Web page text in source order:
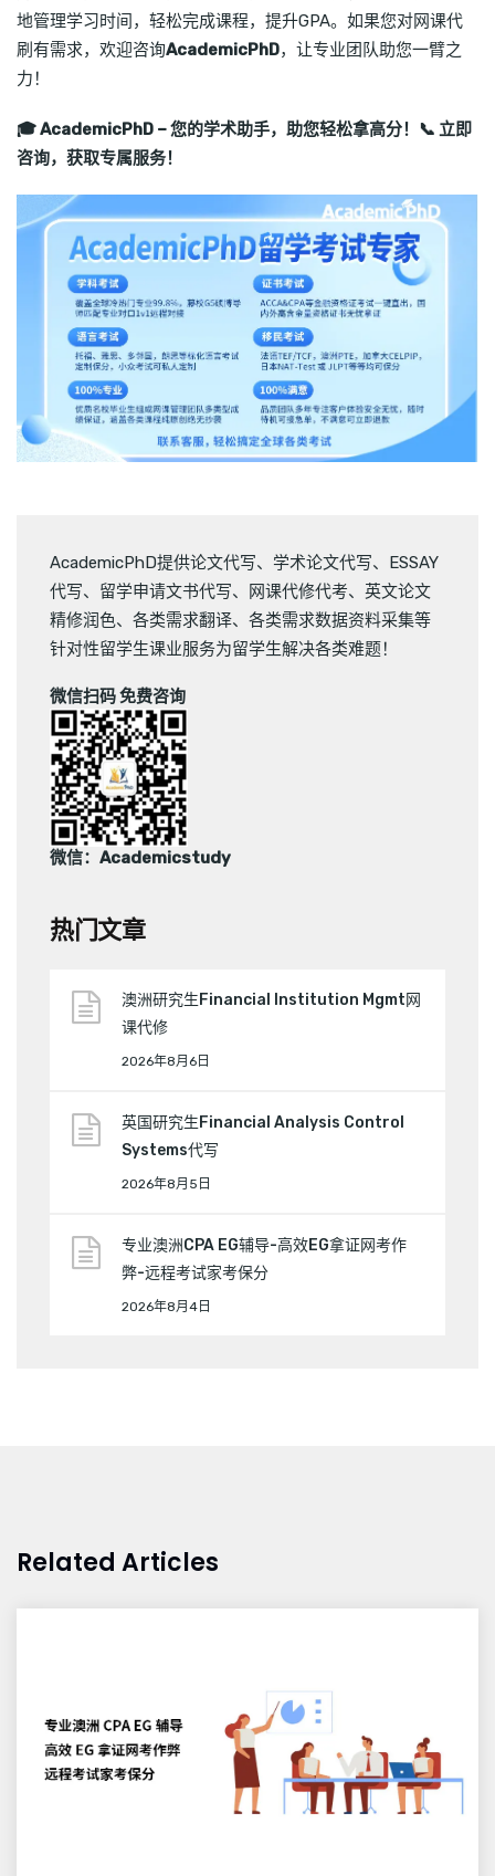
地管理学习时间，轻松完成课程，提升GPA。如果您对网课代
刷有需求，欢迎咨询AcademicPhD，让专业团队助您一臂之
力！
🎓 AcademicPhD – 您的学术助手，助您轻松拿高分！📞 立即
咨询，获取专属服务！
AcademicPhD提供论文代写、 学术论文代写、 ESSAY
代写、 留学申请文书代写、 网课代修代考、 英文论文
精修润色、 各类需求翻译、 各类需求数据资料采集等
针对性留学生课业服务为留学生解决各类难题！
微信扫码 免费咨询
微信：Academicstudy
热门文章
澳洲研究生Financial Institution Mgmt网
课代修
2026年8月6日
英国研究生Financial Analysis Control
Systems代写
2026年8月5日
专业澳洲CPA EG辅导-高效EG拿证网考作
弊-远程考试家考保分
2026年8月4日
Related Articles